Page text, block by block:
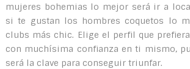
mujeres bohemias lo mejor será ir a
si te gustan los hombres coquetos lo
clubs más chic. Elige el perfil que
con muchísima confianza en ti mismo,
será la clave para conseguir triunfar.